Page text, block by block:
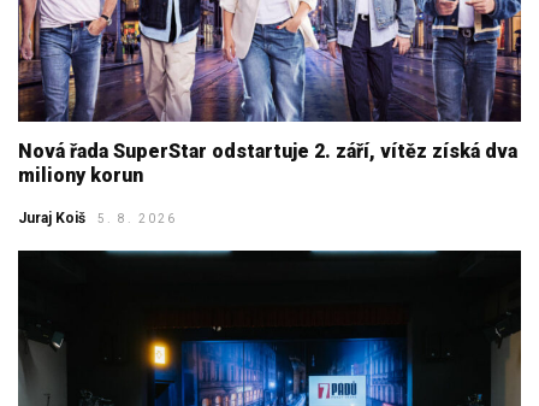
Nová řada SuperStar odstartuje 2. září, vítěz získá dva
miliony korun
Juraj Koiš 5. 8. 2026